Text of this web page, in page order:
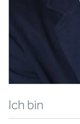
Ich bin